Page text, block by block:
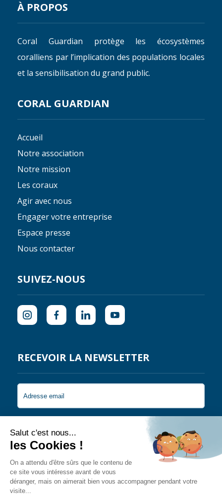
À PROPOS
Coral Guardian protège les écosystèmes
coralliens par l’implication des populations locales
et la sensibilisation du grand public.
CORAL GUARDIAN
Accueil
Notre association
Notre mission
Les coraux
Agir avec nous
Engager votre entreprise
Espace presse
Nous contacter
SUIVEZ-NOUS
RECEVOIR LA NEWSLETTER
Je souhaite recevoir les newsletters de Coral
Guardian.